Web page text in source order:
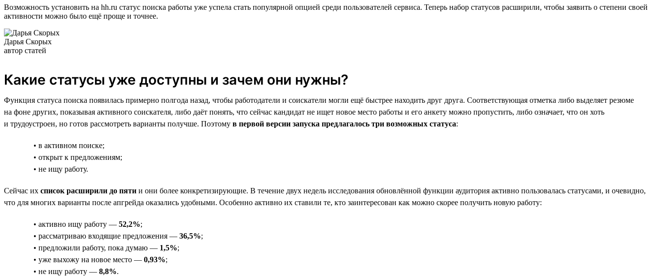
Возможность установить на hh.ru статус поиска работы уже успела стать популярной опцией среди пользователей сервиса. Теперь набор статусов расширили, чтобы заявить о степени своей
активности можно было ещё проще и точнее.
Дарья Скорых
автор статей
Какие статусы уже доступны и зачем они нужны?
Функция статуса поиска появилась примерно полгода назад, чтобы работодатели и соискатели могли ещё быстрее находить друг друга. Соответствующая отметка либо выделяет резюме
на фоне других, показывая активного соискателя, либо даёт понять, что сейчас кандидат не ищет новое место работы и его анкету можно пропустить, либо означает, что он хоть
и трудоустроен, но готов рассмотреть варианты получше. Поэтому в первой версии запуска предлагалось три возможных статуса:
• в активном поиске;
• открыт к предложениям;
• не ищу работу.
Сейчас их список расширили до пяти и они более конкретизирующие. В течение двух недель исследования обновлённой функции аудитория активно пользовалась статусами, и очевидно,
что для многих варианты после апгрейда оказались удобными. Особенно активно их ставили те, кто заинтересован как можно скорее получить новую работу:
• активно ищу работу — 52,2%;
• рассматриваю входящие предложения — 36,5%;
• предложили работу, пока думаю — 1,5%;
• уже выхожу на новое место — 0,93%;
• не ищу работу — 8,8%.